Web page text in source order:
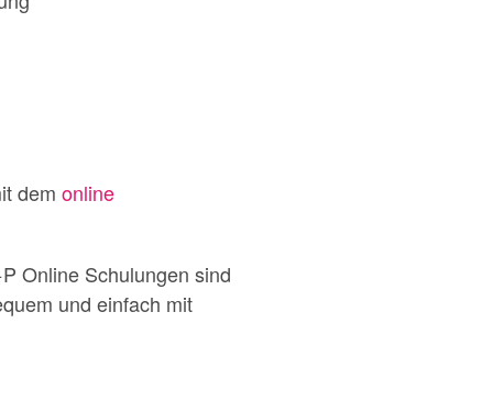
dem online
Online Schulungen sind
und einfach mit